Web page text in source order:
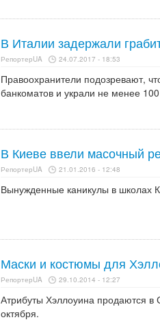
В Италии задержали
РепортерUA 24.07.2017 - 18:53
Правоохранители подозревают,
банкоматов и украли не менее
В Киеве ввели масочный
РепортерUA 21.01.2016 - 12:48
Вынужденные каникулы в школах
Маски и костюмы для
РепортерUA 29.10.2014 - 12:27
Атрибуты Хэллоуина продаются
октября.